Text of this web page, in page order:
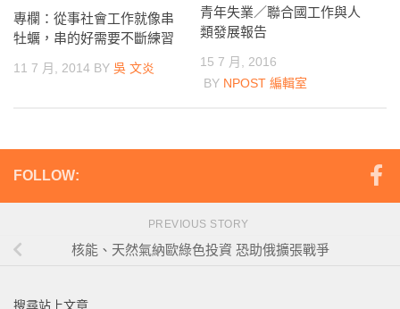
專欄：從事社會工作就像串
牡蠣，串的好需要不斷練習
11 7 月, 2014 BY 吳 文炎
青年失業／聯合國工作與人
類發展報告
15 7 月, 2016
BY NPOST 編輯室
FOLLOW:
PREVIOUS STORY
核能、天然氣納歐綠色投資 恐助俄擴張戰爭
搜尋站上文章